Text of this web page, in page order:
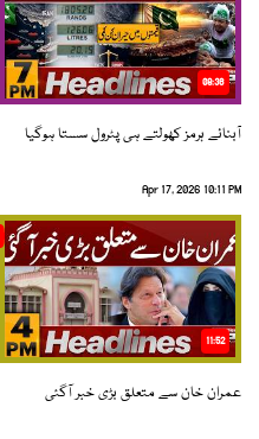
08:36
آبنائے ہرمز کھولتے ہی پٹرول سستا ہوگیا
Apr 17, 2026 10:11 PM
11:52
عمران خان سے متعلق بڑی خبر آگئی